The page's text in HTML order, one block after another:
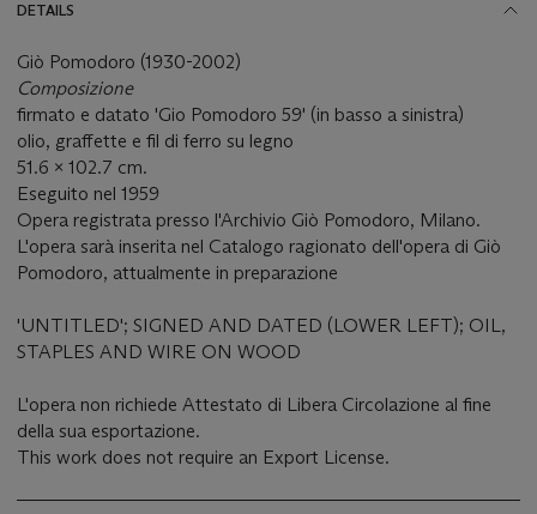
DETAILS
Giò Pomodoro (1930-2002)
Composizione
firmato e datato 'Gio Pomodoro 59' (in basso a sinistra)
olio, graffette e fil di ferro su legno
51.6 x 102.7 cm.
Eseguito nel 1959
Opera registrata presso l'Archivio Giò Pomodoro, Milano.
L'opera sarà inserita nel Catalogo ragionato dell'opera di Giò
Pomodoro, attualmente in preparazione
'UNTITLED'; SIGNED AND DATED (LOWER LEFT); OIL,
STAPLES AND WIRE ON WOOD
L'opera non richiede Attestato di Libera Circolazione al fine
della sua esportazione.
This work does not require an Export License.